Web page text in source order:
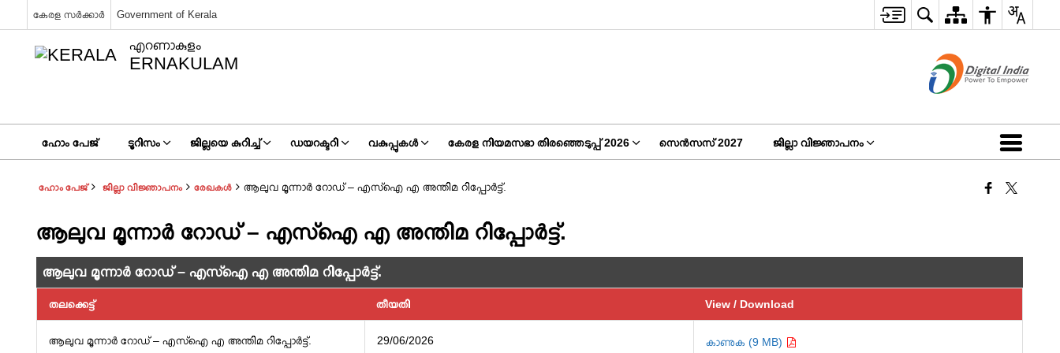
കേരള സർക്കാർ Government of Kerala
എറണാകുളം
ERNAKULAM
ഹോം പേജ് ടൂറിസം ജില്ലയെ കുറിച്ച് ഡയറക്ടറി വകുപ്പുകൾ കേരള നിയമസഭാ തിരഞ്ഞെടുപ്പ് 2026 സെൻസസ് 2027 ജില്ലാ വിജ്ഞാപനം
ഹോം പേജ് ജില്ലാ വിജ്ഞാപനം രേഖകൾ ആലുവ മൂന്നാർ റോഡ് – എസ്ഐ എ അന്തിമ റിപ്പോർട്ട്.
ആലുവ മൂന്നാർ റോഡ് – എസ്ഐ എ അന്തിമ റിപ്പോർട്ട്.
ആലുവ മൂന്നാർ റോഡ് – എസ്ഐ എ അന്തിമ റിപ്പോർട്ട്.
തലക്കെട്ട് തീയതി View / Download
ആലുവ മൂന്നാർ റോഡ് – എസ്ഐ എ അന്തിമ റിപ്പോർട്ട്. 29/06/2026 കാണുക (9 MB)